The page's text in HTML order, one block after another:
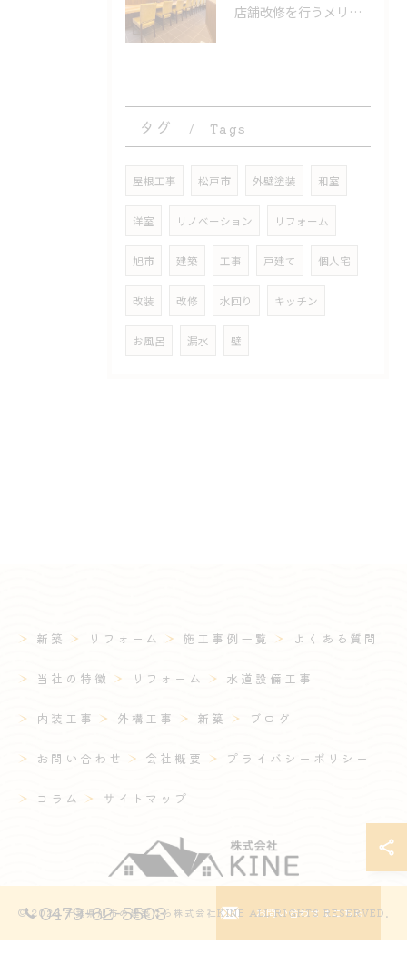
店舗改修を行うメリットとは
タグ Tags
屋根工事 松戸市 外壁塗装 和室
洋室 リノベーション リフォーム
旭市 建築 工事 戸建て 個人宅
改装 改修 水回り キッチン
お風呂 漏水 壁
0479-62-5503 お問い合わせはこちら
新築 リフォーム 施工事例一覧 よくある質問
当社の特徴 リフォーム 水道設備工事
内装工事 外構工事 新築 ブログ
お問い合わせ 会社概要 プライバシーポリシー
コラム サイトマップ
© 2026 千葉県旭市の建築なら株式会社KINE ALL RIGHTS RESERVED.